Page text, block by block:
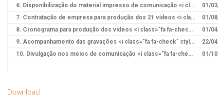
6. Disponibilização do material impresso de comunicação <i class="fa fa-check" style="color:green"></i>
01/
7. Contratação de empresa para produção dos 21 vídeos <i class="fa fa-check" style="color:green"></i>
01/
8. Cronograma para produção dos vídeos <i class="fa fa-check" style="color:green"></i>
01/
9. Acompanhamento das gravações <i class="fa fa-check" style="color:green"></i>
22/
10. Divulgação nos meios de comunicação <i class="fa fa-check" style="color:green"></i>
01/
Download